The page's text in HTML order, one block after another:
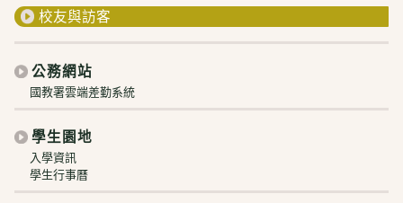
校友與訪客
公務網站
國教署雲端差勤系統
學生園地
入學資訊
學生行事曆